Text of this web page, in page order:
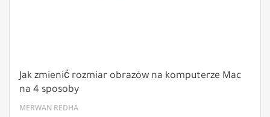
Jak zmienić rozmiar obrazów na komputerze Mac
na 4 sposoby
MERWAN REDHA